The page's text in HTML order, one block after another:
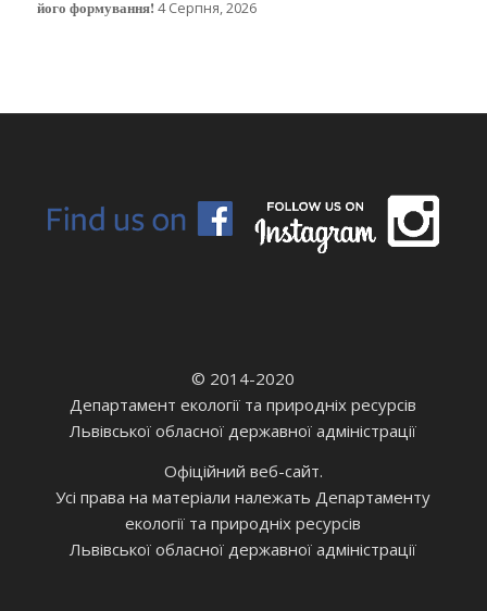
його формування! 4 Серпня, 2026
© 2014-2020
Департамент екології та природніх ресурсів
Львівської обласної державної адміністрації
Офіційний веб-сайт.
Усі права на матеріали належать Департаменту
екології та природніх ресурсів
Львівської обласної державної адміністрації